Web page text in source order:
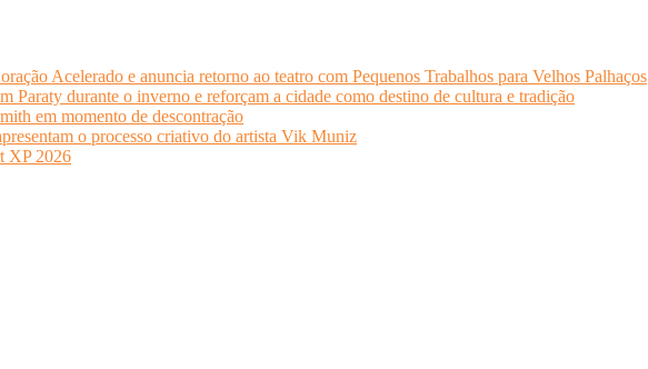
Acelerado e anuncia retorno ao teatro com Pequenos Trabalhos para Velhos Palhaços
Paraty durante o inverno e reforçam a cidade como destino de cultura e tradição
em momento de descontração
o processo criativo do artista Vik Muniz
XP 2026